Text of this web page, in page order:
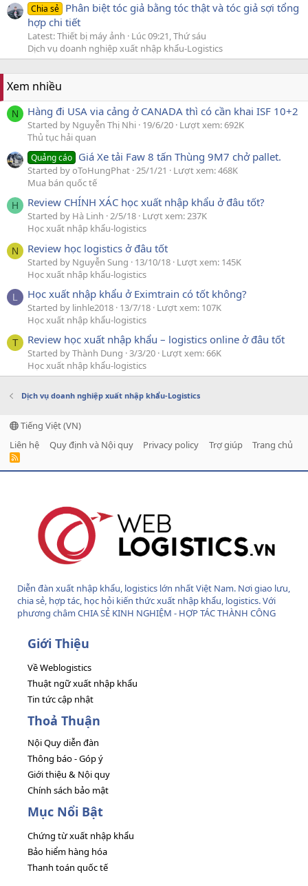
Chia sẻ Phân biệt tóc giả bằng tóc thật và tóc giả sợi tổng
hợp chi tiết
Latest: Thiết bị máy ảnh
Lúc 09:21, Thứ sáu
Dịch vụ doanh nghiệp xuất nhập khẩu-Logistics
Xem nhiều
N Hàng đi USA via cảng ở CANADA thì có cần khai ISF 10+2
Started by Nguyễn Thị Nhi 19/6/20 Lượt xem: 692K
Thủ tục hải quan
Quảng cáo Giá Xe tải Faw 8 tấn Thùng 9M7 chở pallet.
Started by oToHungPhat 25/1/21
Lượt xem: 468K
Mua bán quốc tế
H Review CHÍNH XÁC học xuất nhập khẩu ở đâu tốt?
Started by Hà Linh 2/5/18 Lượt xem: 237K
Học xuất nhập khẩu-logistics
N Review học logistics ở đâu tốt
Started by Nguyễn Sung 13/10/18 Lượt xem: 145K
Học xuất nhập khẩu-logistics
L Học xuất nhập khẩu ở Eximtrain có tốt không?
Started by linhle2018 13/7/18 Lượt xem: 107K
Học xuất nhập khẩu-logistics
T Review học xuất nhập khẩu – logistics online ở đâu tốt
Started by Thành Dung 3/3/20 Lượt xem: 66K
Học xuất nhập khẩu-logistics
Dịch vụ doanh nghiệp xuất nhập khẩu-Logistics
Tiếng Việt (VN)
Liên hệ
Quy định và Nội quy Privacy policy Trợ giúp Trang chủ
R
Diễn đàn xuất nhập khẩu, logistics lớn nhất Việt Nam. Nơi giao lưu,
chia sẻ, hợp tác, học hỏi kiến thức xuất nhập khẩu, logistics. Với
phương châm CHIA SẺ KINH NGHIỆM - HỢP TÁC THÀNH CÔNG
Giới Thiệu
Về Weblogistics
Thuật ngữ xuất nhập khẩu
Tin tức cập nhật
Thoả Thuận
Nội Quy diễn đàn
Thông báo - Góp ý
Giới thiệu & Nội quy
Chính sách bảo mật
Mục Nổi Bật
Chứng từ xuất nhập khẩu
Bảo hiểm hàng hóa
Thanh toán quốc tế